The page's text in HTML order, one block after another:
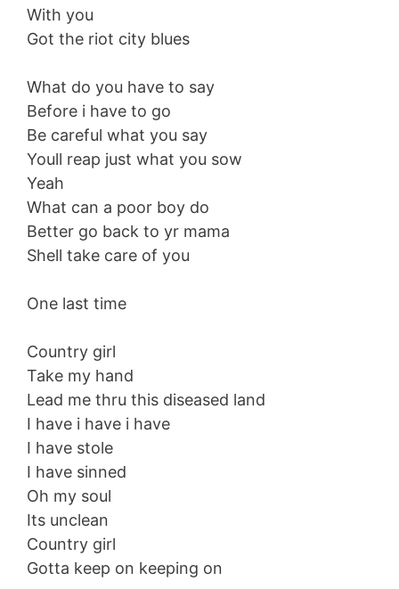
With you
Got the riot city blues
What do you have to say
Before i have to go
Be careful what you say
Youll reap just what you sow
Yeah
What can a poor boy do
Better go back to yr mama
Shell take care of you
One last time
Country girl
Take my hand
Lead me thru this diseased land
I have i have i have
I have stole
I have sinned
Oh my soul
Its unclean
Country girl
Gotta keep on keeping on